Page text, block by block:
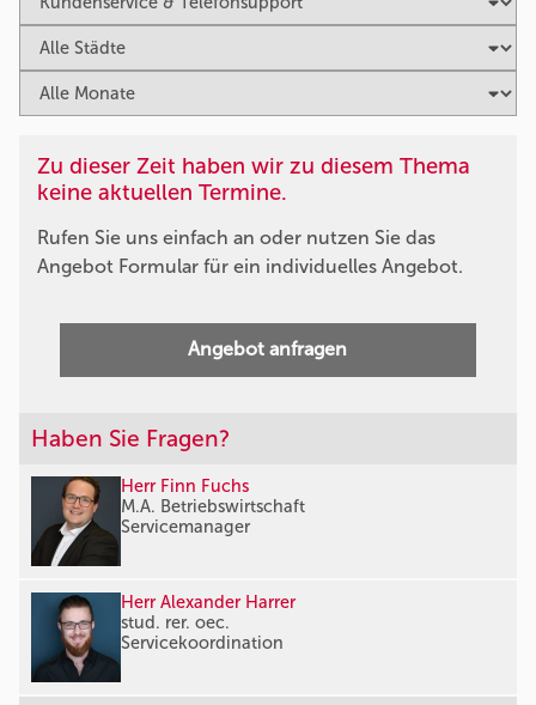
Zu dieser Zeit haben wir zu diesem Thema
keine aktuellen Termine.
Rufen Sie uns einfach an oder nutzen Sie das
Angebot Formular für ein individuelles Angebot.
Angebot anfragen
Haben Sie Fragen?
Herr Finn Fuchs
M.A. Betriebswirtschaft
Servicemanager
Herr Alexander Harrer
stud. rer. oec.
Servicekoordination